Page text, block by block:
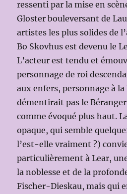
ressenti par la mise en
Gloster bouleversant de
artistes les plus solides de
Bo Skovhus est devenu le
L’acteur est tendu et
personnage de roi
aux enfers, personnage à la
démentirait pas le Béranger
comme évoqué plus haut.
opaque, qui semble
l’est-elle vraiment ?)
particulièrement à Lear,
la noblesse et de la
Fischer-Dieskau, mais qui